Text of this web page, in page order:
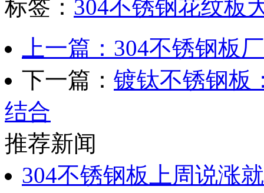
标签： 304不锈钢花纹板
上一篇：304不锈钢板
下一篇： 镀钛不锈钢板
结合
推荐新闻
304不锈钢板上周说涨